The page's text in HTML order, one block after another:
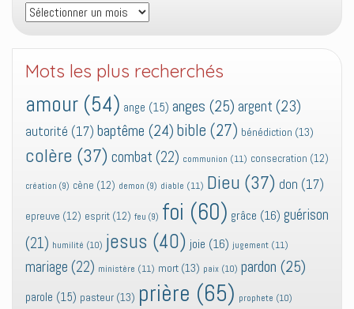
Archives
Mots les plus recherchés
amour (54) ange (15) anges (25) argent (23)
autorité (17) baptême (24) bible (27) bénédiction (13)
colère (37) combat (22) communion (11) consecration (12)
création (9) cène (12) demon (9) diable (11) Dieu (37) don (17)
epreuve (12) esprit (12) feu (9) foi (60) grâce (16) guérison
(21) humilité (10) jesus (40) joie (16) jugement (11)
mariage (22) ministère (11) mort (13) paix (10) pardon (25)
parole (15) pasteur (13) prière (65) prophete (10)